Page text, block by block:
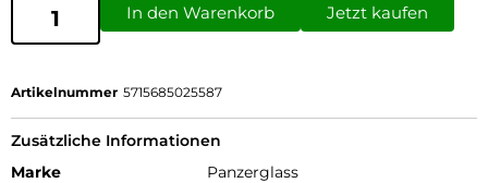
In den Warenkorb Jetzt kaufen
Artikelnummer 5715685025587
Zusätzliche Informationen
Marke
Panzerglass